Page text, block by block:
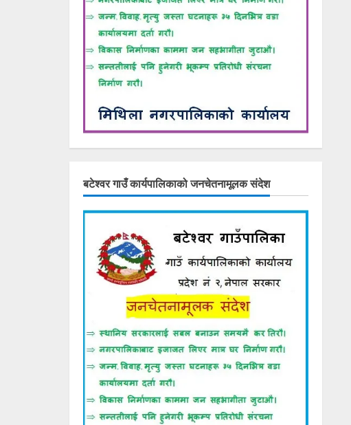
बटेश्वर गाउँ कार्यपालिकाको जनचेतनामूलक संदेश